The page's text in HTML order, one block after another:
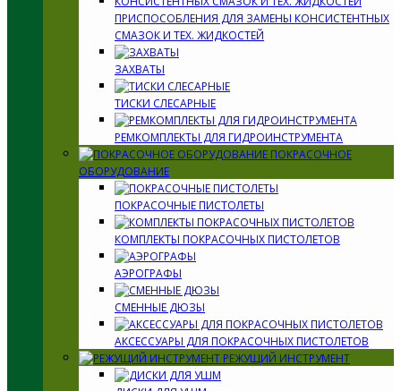
ПРИСПОСОБЛЕНИЯ ДЛЯ ЗАМЕНЫ КОНСИСТЕНТНЫХ
СМАЗОК И ТЕХ. ЖИДКОСТЕЙ
ЗАХВАТЫ
ТИСКИ СЛЕСАРНЫЕ
РЕМКОМПЛЕКТЫ ДЛЯ ГИДРОИНСТРУМЕНТА
ПОКРАСОЧНОЕ
ОБОРУДОВАНИЕ
ПОКРАСОЧНЫЕ ПИСТОЛЕТЫ
КОМПЛЕКТЫ ПОКРАСОЧНЫХ ПИСТОЛЕТОВ
АЭРОГРАФЫ
СМЕННЫЕ ДЮЗЫ
АКСЕССУАРЫ ДЛЯ ПОКРАСОЧНЫХ ПИСТОЛЕТОВ
РЕЖУЩИЙ ИНСТРУМЕНТ